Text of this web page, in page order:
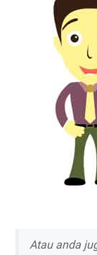
Atau anda